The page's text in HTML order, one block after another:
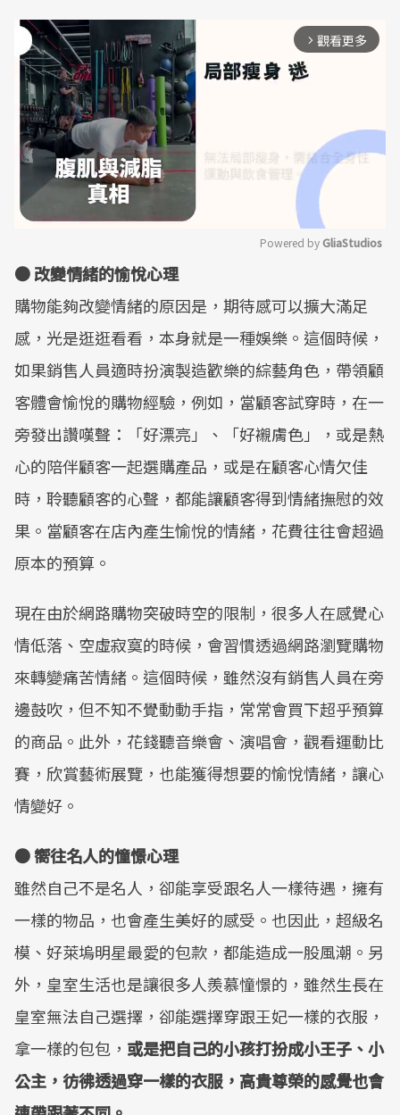
arrow_forward_ios 觀看更多
Powered by GliaStudios
● 改變情緒的愉悅心理
購物能夠改變情緒的原因是，期待感可以擴大滿足
感，光是逛逛看看，本身就是一種娛樂。這個時候，
如果銷售人員適時扮演製造歡樂的綜藝角色，帶領顧
客體會愉悅的購物經驗，例如，當顧客試穿時，在一
旁發出讚嘆聲：「好漂亮」、「好襯膚色」，或是熱
心的陪伴顧客一起選購產品，或是在顧客心情欠佳
時，聆聽顧客的心聲，都能讓顧客得到情緒撫慰的效
果。當顧客在店內產生愉悅的情緒，花費往往會超過
原本的預算。
現在由於網路購物突破時空的限制，很多人在感覺心
情低落、空虛寂寞的時候，會習慣透過網路瀏覽購物
來轉變痛苦情緒。這個時候，雖然沒有銷售人員在旁
邊鼓吹，但不知不覺動動手指，常常會買下超乎預算
的商品。此外，花錢聽音樂會、演唱會，觀看運動比
賽，欣賞藝術展覽，也能獲得想要的愉悅情緒，讓心
情變好。
● 嚮往名人的憧憬心理
雖然自己不是名人，卻能享受跟名人一樣待遇，擁有
一樣的物品，也會產生美好的感受。也因此，超級名
模、好萊塢明星最愛的包款，都能造成一股風潮。另
外，皇室生活也是讓很多人羨慕憧憬的，雖然生長在
皇室無法自己選擇，卻能選擇穿跟王妃一樣的衣服，
拿一樣的包包， 或是把自己的小孩打扮成小王子、小
公主，彷彿透過穿一樣的衣服，高貴尊榮的感覺也會